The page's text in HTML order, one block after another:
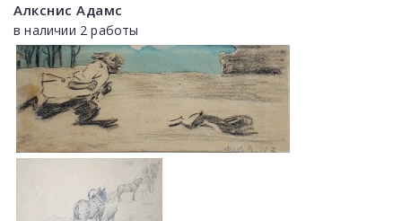
Алкснис Адамс
в наличии 2 работы